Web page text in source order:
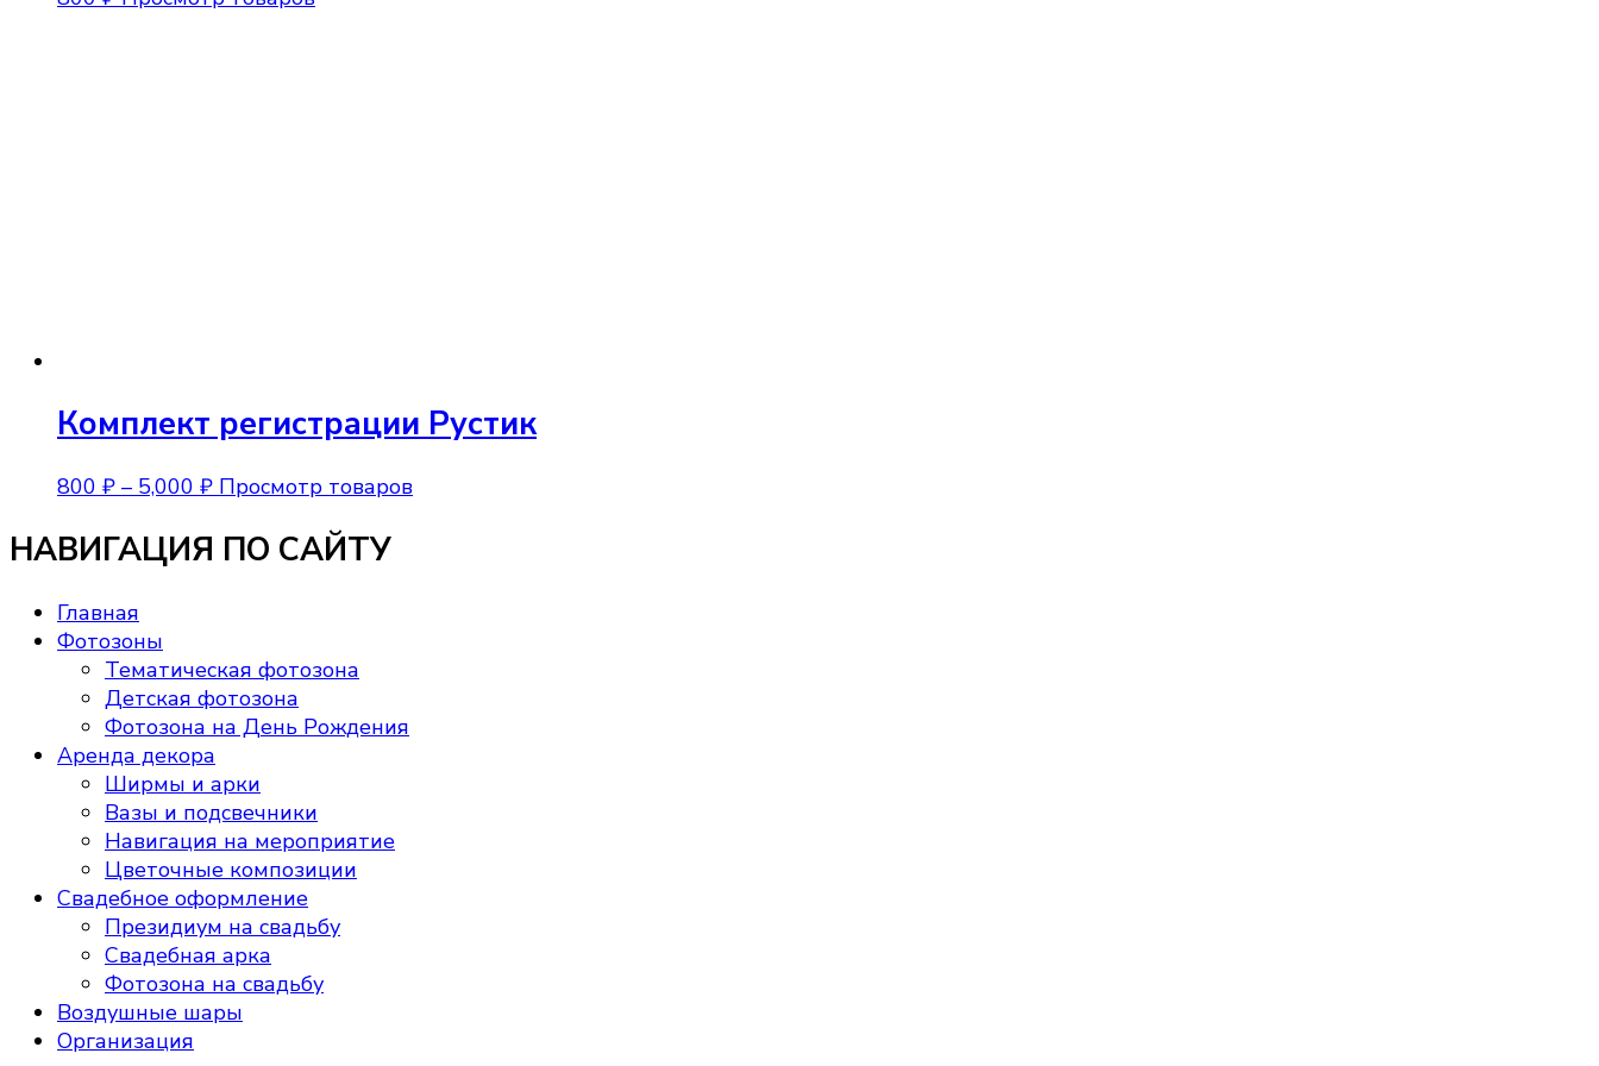
Комплект регистрации Рустик
800 ₽ – 5,000 ₽Диапазон
800 ₽
Просмотр товаров
НАВИГАЦИЯ ПО САЙТУ
Главная
Фотозоны
Тематическая фотозона
Детская фотозона
Фотозона на День Рождения
Аренда декора
Ширмы и арки
Вазы и подсвечники
Навигация на мероприятие
Цветочные композиции
Свадебное оформление
Президиум на свадьбу
Свадебная арка
Фотозона на свадьбу
Воздушные шары
Организация